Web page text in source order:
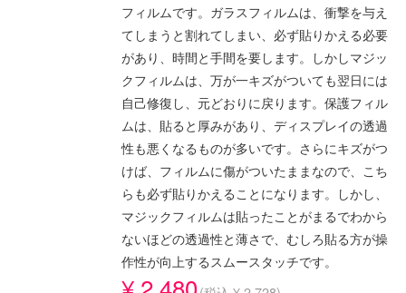
フィルムです。ガラスフィルムは、衝撃を与え
てしまうと割れてしまい、必ず貼りかえる必要
があり、時間と手間を要します。しかしマジッ
クフィルムは、万が一キズがついても翌日には
自己修復し、元どおりに戻ります。保護フィル
ムは、貼ると厚みがあり、ディスプレイの透過
性も悪くなるものが多いです。さらにキズがつ
けば、フィルムに傷がついたままなので、こち
らも必ず貼りかえることになります。しかし、
マジックフィルムは貼ったことがまるでわから
ないほどの透過性と薄さで、むしろ貼る方が操
作性が向上するスムースタッチです。